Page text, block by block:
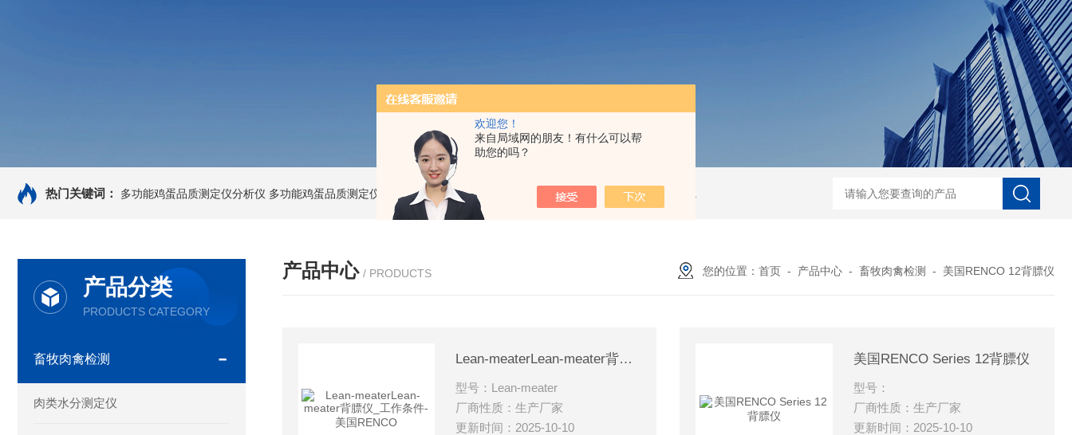
欢迎您！
来自局域网的朋友！有什么可以帮
助您的吗？
热门关键词： 多功能鸡蛋品质测定仪分析仪 多功能鸡蛋品质测定仪 精子活性分析仪 动物精子分析仪3600 公驴精子分析仪 公马精子分析仪 种马精子分析仪 马精子分析仪
产品分类
PRODUCTS CATEGORY
畜牧肉禽检测
肉类水分测定仪
产品中心 / PRODUCTS 您的位置： 首页 - 产品中心 - 畜牧肉禽检测 - 美国RENCO 12背膘仪
Lean-meaterLean-meater背膘仪_工作条件-美国RENCO
型号：Lean-meater
厂商性质：生产厂家
更新时间：2025-10-10
美国RENCO Series 12背膘仪
型号：
厂商性质：生产厂家
更新时间：2025-10-10